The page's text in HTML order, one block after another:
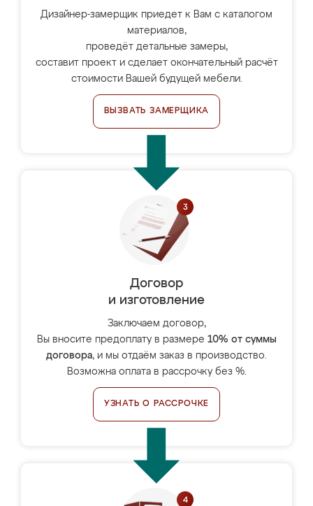
Дизайнер-замерщик приедет к Вам с каталогом
материалов,
проведёт детальные замеры,
составит проект и сделает окончательный расчёт
стоимости Вашей будущей мебели.
ВЫЗВАТЬ ЗАМЕРЩИКА
Договор
и изготовление
Заключаем договор,
Вы вносите предоплату в размере 10% от суммы
договора, и мы отдаём заказ в производство.
Возможна оплата в рассрочку без %.
УЗНАТЬ О РАССРОЧКЕ